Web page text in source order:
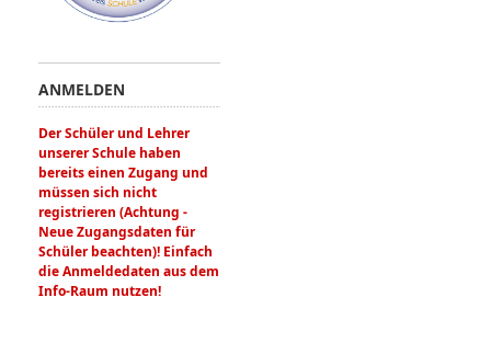
ANMELDEN
Der Schüler und Lehrer
unserer Schule haben
bereits einen Zugang und
müssen sich nicht
registrieren (Achtung -
Neue Zugangsdaten für
Schüler beachten)! Einfach
die Anmeldedaten aus dem
Info-Raum nutzen!